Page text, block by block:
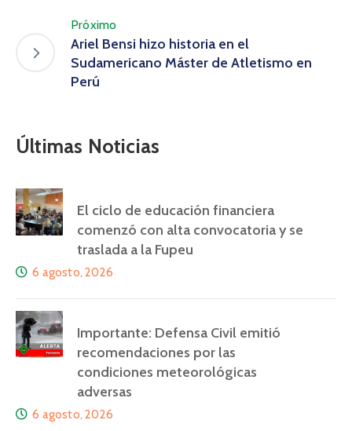
Próximo
Ariel Bensi hizo historia en el
Sudamericano Máster de Atletismo en
Perú
Últimas Noticias
El ciclo de educación financiera
comenzó con alta convocatoria y se
traslada a la Fupeu
6 agosto, 2026
Importante: Defensa Civil emitió
recomendaciones por las
condiciones meteorológicas
adversas
6 agosto, 2026